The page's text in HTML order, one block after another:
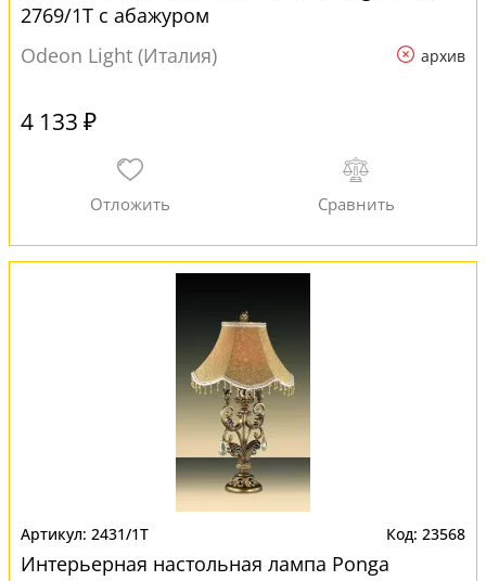
2769/1T с абажуром
Odeon Light (Италия)
архив
4 133 ₽
2431/1T 23568
Интерьерная настольная лампа Ponga